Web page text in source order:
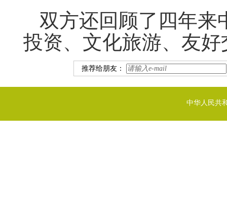
双方还回顾了四年来
投资、文化旅游、友
推荐给朋友：
中华人民共